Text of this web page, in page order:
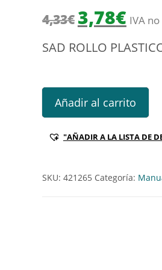
4,33€ El precio
3,78€El
IVA
SAD ROLLO
SAD ROLLO PLASTICO
Añadir al carrito
"AÑADIR A LA LISTA DE
SKU: 421265 Categoría: